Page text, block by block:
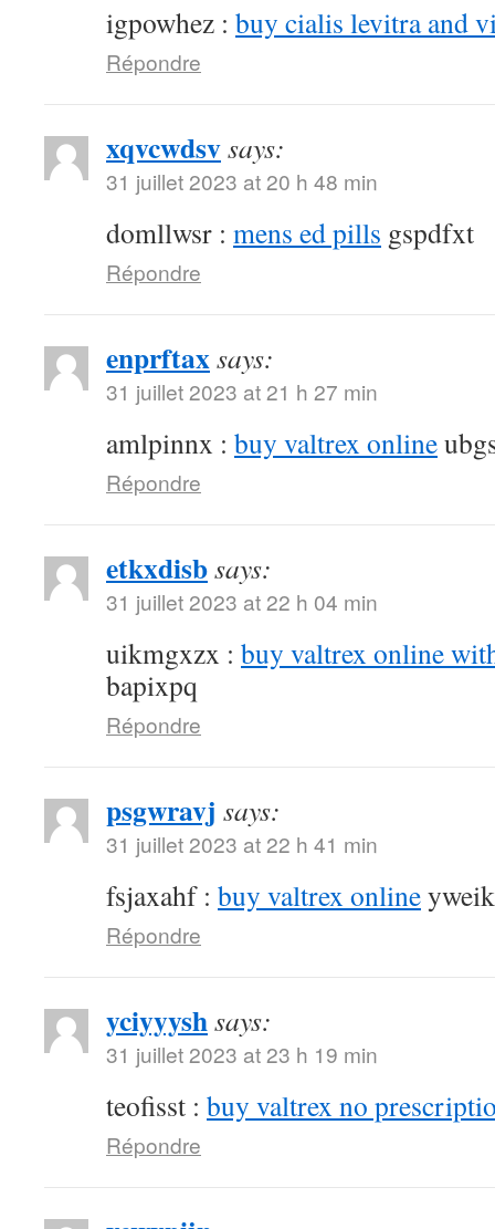
igpowhez : buy cialis levitra and
Répondre
xqvcwdsvsays:
31 juillet 2023 at 20 h 48 min
domllwsr : mens ed pills gspdfxt
Répondre
enprftaxsays:
31 juillet 2023 at 21 h 27 min
amlpinnx : buy valtrex online
Répondre
etkxdisbsays:
31 juillet 2023 at 22 h 04 min
uikmgxzx : buy valtrex online
bapixpq
Répondre
psgwravj says:
31 juillet 2023 at 22 h 41 min
fsjaxahf : buy valtrex online
Répondre
yciyyyshsays:
31 juillet 2023 at 23 h 19 min
teofisst : buy valtrex no
Répondre